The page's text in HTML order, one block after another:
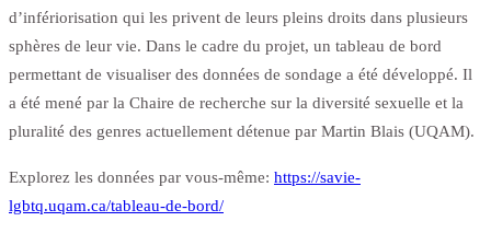
d’infériorisation qui les privent de leurs pleins droits dans plusieurs
sphères de leur vie. Dans le cadre du projet, un tableau de bord
permettant de visualiser des données de sondage a été développé. Il
a été mené par la Chaire de recherche sur la diversité sexuelle et la
pluralité des genres actuellement détenue par Martin Blais (UQAM).
Explorez les données par vous-même: https://savie-
lgbtq.uqam.ca/tableau-de-bord/